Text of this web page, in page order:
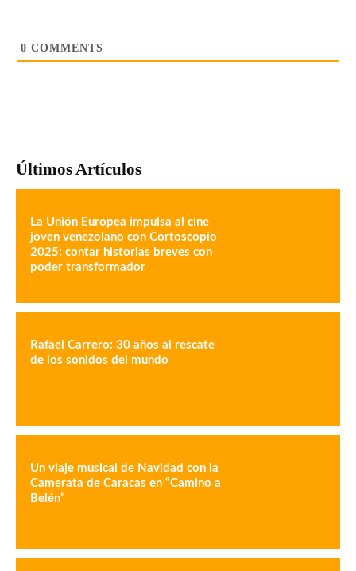
0 COMMENTS
Últimos Artículos
La Unión Europea impulsa al cine
joven venezolano con Cortoscopio
2025: contar historias breves con
poder transformador
Rafael Carrero: 30 años al rescate
de los sonidos del mundo
Un viaje musical de Navidad con la
Camerata de Caracas en “Camino a
Belén”